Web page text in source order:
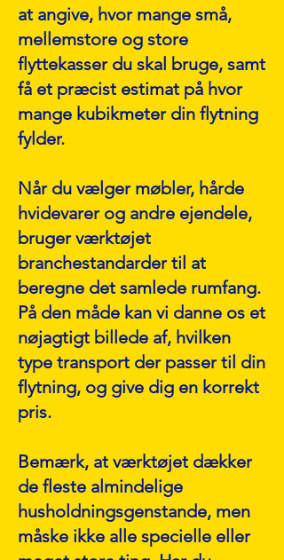
at angive, hvor mange små,
mellemstore og store
flyttekasser du skal bruge, samt
få et præcist estimat på hvor
mange kubikmeter din flytning
fylder.
Når du vælger møbler, hårde
hvidevarer og andre ejendele,
bruger værktøjet
branchestandarder til at
beregne det samlede rumfang.
På den måde kan vi danne os et
nøjagtigt billede af, hvilken
type transport der passer til din
flytning, og give dig en korrekt
pris.
Bemærk, at værktøjet dækker
de fleste almindelige
husholdningsgenstande, men
måske ikke alle specielle eller